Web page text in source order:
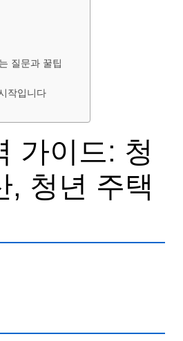
질문과 꿀팁
작입니다
가이드: 청
, 청년 주택